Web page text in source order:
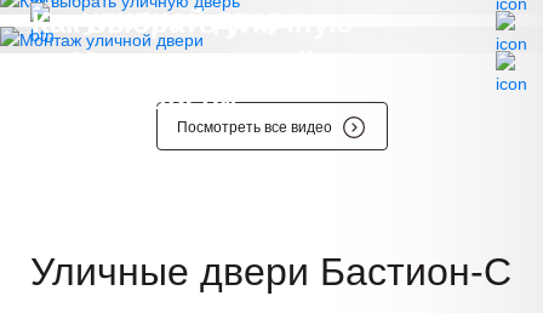
уличной двери
Как выбрать уличную
дверь
двери
Посмотреть все видео
Уличные двери Бастион-С